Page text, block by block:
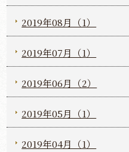
2019年08月（1）
2019年07月（1）
2019年06月（2）
2019年05月（1）
2019年04月（1）